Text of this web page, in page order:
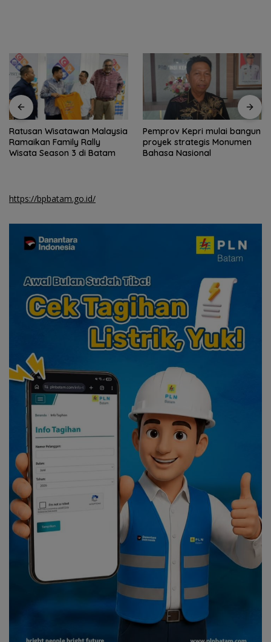
Ratusan Wisatawan Malaysia
Ramaikan Family Rally
Wisata Season 3 di Batam
Pemprov Kepri mulai bangun
proyek strategis Monumen
Bahasa Nasional
https://bpbatam.go.id/